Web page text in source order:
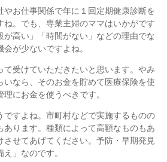
やお仕事関係で年に１回定期健康診断を
ね。でも、専業主婦のママはいかがです
が高い」「時間がない」などの理由でな
が少ないですよね。
て受けていただきたいと思います。やみ
いなら、そのお金を貯めて医療保険を使
にお金を使うべきです。
ですよね。市町村などで実施するものの
あります。種類によって高額なものもあ
させてあげてください。予防・早期発見
」なのです。